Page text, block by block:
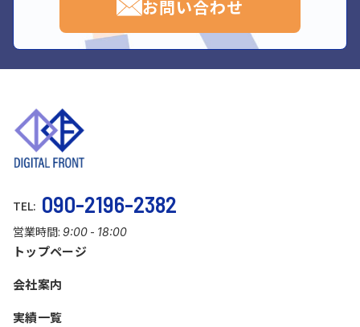
お問い合わせ
TEL: 090-2196-2382
営業時間: 9:00 - 18:00
トップページ
会社案内
実績一覧